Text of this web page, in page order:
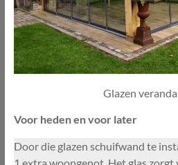
Glazen
Voor heden en voor later
Door die glazen schuifwand te
1 extra woongenot. Het glas